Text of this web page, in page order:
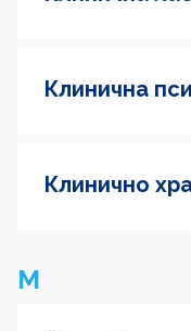
Клинична
Клинично
М